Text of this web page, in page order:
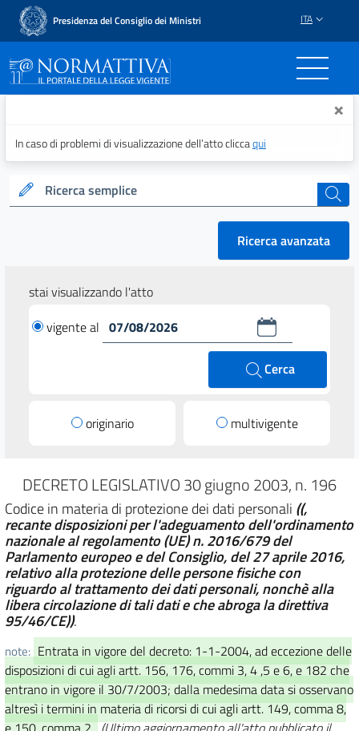
Presidenza del Consiglio dei Ministri ITA
Normattiva - Il portale ×
In caso di problemi di visualizzazione dell’atto cliccaqui
Ricerca semplice cerca
Ricerca avanzata
stai visualizzando l'atto
vigente al
Cerca
originario multivigente
DECRETO LEGISLATIVO 30 giugno 2003, n. 196
Codice in materia di protezione dei dati personali ((,
recante disposizioni per l'adeguamento dell'ordinamento
nazionale al regolamento (UE) n. 2016/679 del
Parlamento europeo e del Consiglio, del 27 aprile 2016,
relativo alla protezione delle persone fisiche con
riguardo al trattamento dei dati personali, nonchè alla
libera circolazione di tali dati e che abroga la direttiva
95/46/CE)).
note: Entrata in vigore del decreto: 1-1-2004, ad eccezione delle
disposizioni di cui agli artt. 156, 176, commi 3, 4 ,5 e 6, e 182 che
entrano in vigore il 30/7/2003; dalla medesima data si osservano
altresì i termini in materia di ricorsi di cui agli artt. 149, comma 8,